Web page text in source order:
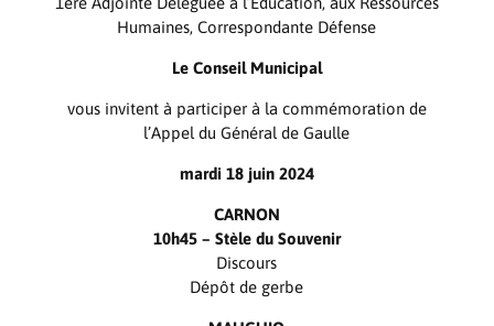
Humaines, Correspondante Défense
Le Conseil Municipal
vous invitent à participer à la commémoration de
l’Appel du Général de Gaulle
mardi 18 juin 2024
CARNON
10h45 – Stèle du Souvenir
Discours
Dépôt de gerbe